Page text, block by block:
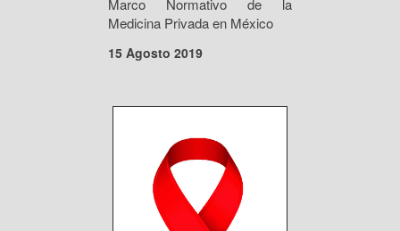
Marco Normativo de la
Medicina Privada en México
15 Agosto 2019